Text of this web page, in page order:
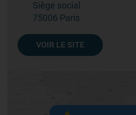
Siège social
75006 Paris
VOIR LE SITE